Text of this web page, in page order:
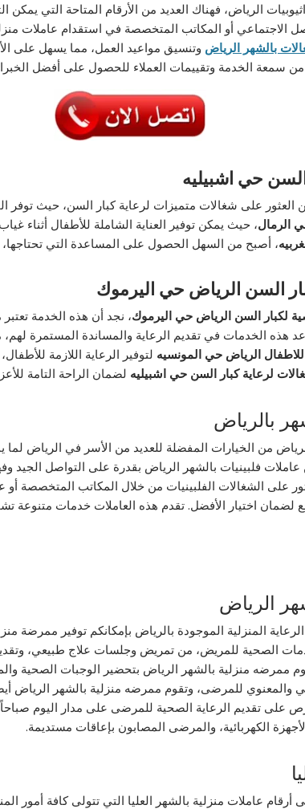
الرياض، فهناك العديد من الأرقام المتاحة التي
الاجتماعي أو المكاتب المتخصصة في استقدام عاملات
بالشهر الرياض وتنسيق مواعيد العمل، مما يسهل على
من سمعة الخدمة وتقييمات العملاء للحصول على أفضل
حي اشبيليه
العثور على شغالات متميزات لرعاية كبار السن، حيث توفر
الرمال، حيث يمكن توفير العناية الشاملة للأطفال أثناء غياب
، أصبح من السهل الحصول على المساعدة التي تحتاجها،
السن الرياض حي اليرموك
لكبار السن الرياض حي اليرموك، نجد أن هذه الخدمة
هذه الخدمات في تقديم الرعاية والمساندة المستمرة لهم،
الرياض حي المونسيه لتوفير الرعاية اللازمة
لرعاية كبار السن حي اشبيليه لضمان الراحة التامة
بالرياض
من الخيارات المفضلة للعديد من الأسر في الرياض
عاملات فلبينيات بالشهر الرياض بقدرة على التواصل الجيد
على الشغالات الفلبينيات من خلال المكاتب المتخصصة أو
لضمان اختيار الأفضل. تقدم هذه العاملات خدمات متنوعة
الرياض
المنزلية الموجودة بالرياض بإمكانكم توفير ممرضة
الصحية للمريض، من تمريض وجلسات علاج طبيعي،
ممرضه منزلية بالشهر الرياض بتحضير الوجبات الصحية
والمعنوي للمرضى، وتقوم ممرضه منزلية بالشهر الرياض
تقديم الرعاية الصحية للمرضى على مدار اليوم صباحاً
الكهربائية، والمرضى المصابون بإعاقات مستديمة.
عاملات منزلية بالشهر العليا التي تتولى كافة أمور